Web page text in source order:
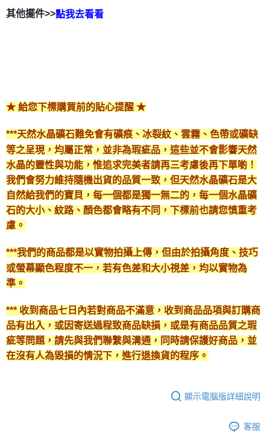
其他擺件>>點我去看看
★ 給您下標購買前的貼心提醒 ★
***天然水晶礦石難免會有礦痕、冰裂紋、雲霧、色帶或礦缺
等之呈現，均屬正常，並非為瑕疵品，這些並不會影響天然
水晶的靈性與功能，惟追求完美者請再三考慮後再下單喲！
我們會努力維持隨機出貨的品質一致，但天然水晶礦石是大
自然給我們的寶貝，每一個都是獨一無二的，每一個水晶礦
石的大小、紋路、顏色都會略有不同，下標前也請您慎重考
慮。
***我們的商品都是以實物拍攝上傳，但由於拍攝角度、技巧
或螢幕顯色程度不一，若有色差和大小視差，均以實物為
準。
*** 收到商品七日內若對商品不滿意，收到商品品項與訂購商
品有出入，或因寄送過程致商品缺損，或是有商品品質之瑕
疵等問題，請先與我們聯繫與溝通，同時請保護好商品，並
在沒有人為毀損的情況下，進行退換貨的程序。
顯示電腦版詳細說明
客服